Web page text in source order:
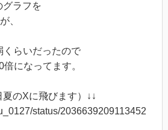
グラフを
、
らいだったので
になってます。
のXに飛びます）↓↓
status/2036639209113452